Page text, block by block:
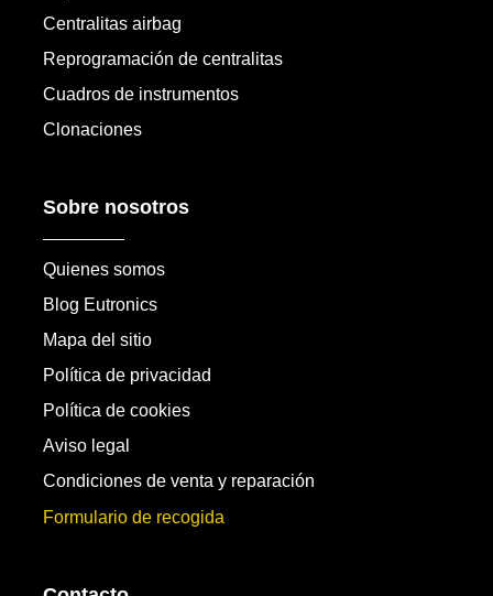
Centralitas airbag
Reprogramación de centralitas
Cuadros de instrumentos
Clonaciones
Sobre nosotros
Quienes somos
Blog Eutronics
Mapa del sitio
Política de privacidad
Política de cookies
Aviso legal
Condiciones de venta y reparación
Formulario de recogida